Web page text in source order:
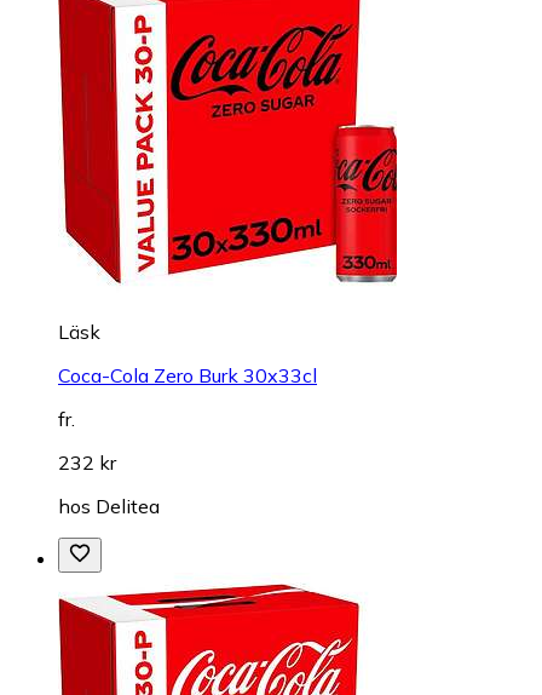
Läsk
Coca-Cola Zero Burk 30x33cl
fr.
232 kr
hos Delitea